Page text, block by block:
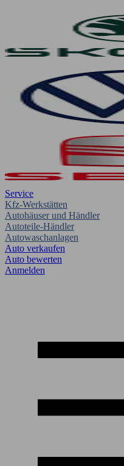
Service
Kfz-Werkstätten
Autohäuser und Händler
Autoteile-Händler
Autowaschanlagen
Auto verkaufen
Auto bewerten
Anmelden